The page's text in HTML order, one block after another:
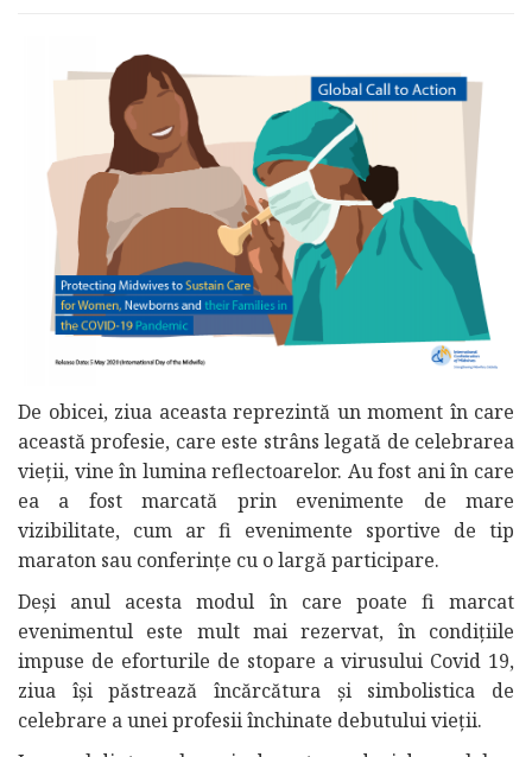
De obicei, ziua aceasta reprezintă un moment în care
această profesie, care este strâns legată de celebrarea
vieții, vine în lumina reflectoarelor. Au fost ani în care
ea a fost marcată prin evenimente de mare
vizibilitate, cum ar fi evenimente sportive de tip
maraton sau conferințe cu o largă participare.
Deși anul acesta modul în care poate fi marcat
evenimentul este mult mai rezervat, în condițiile
impuse de eforturile de stopare a virusului Covid 19,
ziua își păstrează încărcătura și simbolistica de
celebrare a unei profesii închinate debutului vieții.